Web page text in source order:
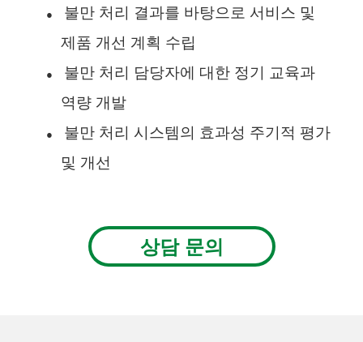
●
불만 처리 결과를 바탕으로 서비스 및
제품 개선 계획 수립
●
불만 처리 담당자에 대한 정기 교육과
역량 개발
●
불만 처리 시스템의 효과성 주기적 평가
및 개선
상담 문의